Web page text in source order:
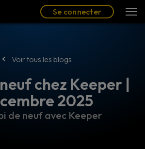
(FR)
Se connecter
Voir tous les blogs
chez Keeper |
2025
de neuf avec Keeper